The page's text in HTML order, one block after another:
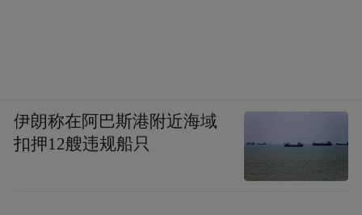
伊朗称在阿巴斯港附近海域
扣押12艘违规船只